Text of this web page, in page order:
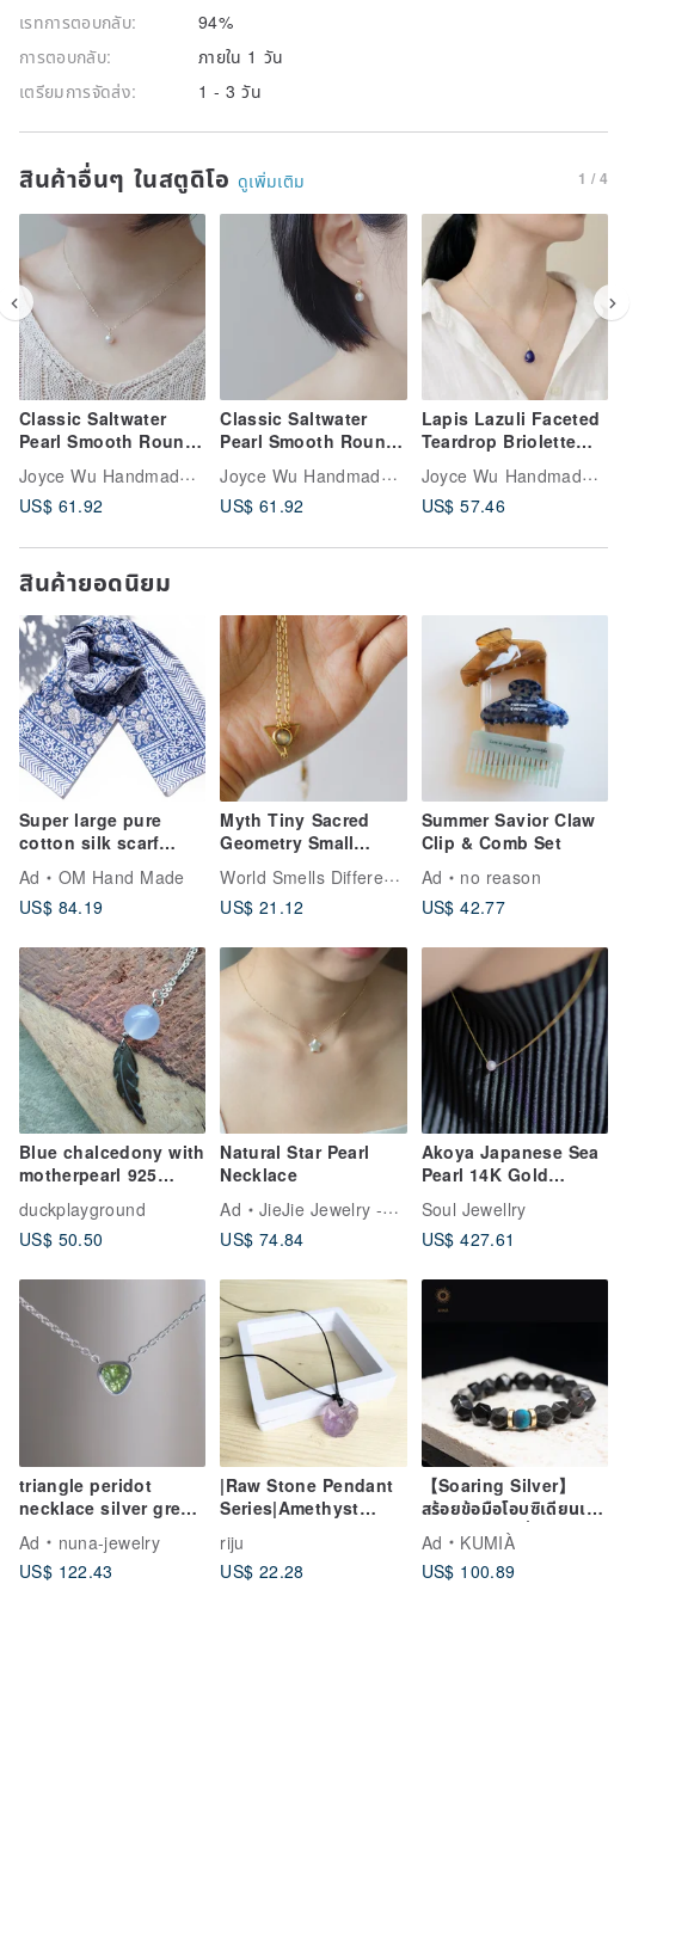
เรทการตอบกลับ:
94%
การตอบกลับ:
ภายใน 1 วัน
เตรียมการจัดส่ง:
1 - 3 วัน
สินค้าอื่นๆ ในสตูดิโอ ดูเพิ่มเติม 1 / 4
Classic Saltwater
Pearl Smooth Round
14Kgf Handmade
Dainty Necklace
Joyce Wu Handmade Jewelry
US$ 61.92
Classic Saltwater
Pearl Smooth Round
6 mm 14Kgf Drop
Earrings | Hook or
Clip-on
Joyce Wu Handmade Jewelry
US$ 61.92
Lapis Lazuli Faceted
Teardrop Briolette
Dainty 14Kgf
Necklace
Joyce Wu Handmade Jewelry
US$ 57.46
สินค้ายอดนิยม
Super large pure
cotton silk scarf
handmade woodcut
printing plant dyeing
scarf wood dyed
Nordic flower lotus
Ad
OM Hand Made
US$ 84.19
Myth Tiny Sacred
Geometry Small
Triangle Labradorite
Clavicle Chain
Natural Stone Crystal
World Smells Different AfterItRains
US$ 21.12
Summer Savior Claw
Clip & Comb Set
Ad
no reason
US$ 42.77
Blue chalcedony with
motherpearl 925
silver necklace
duckplayground
US$ 50.50
Natural Star Pearl
Necklace
Ad
JieJie Jewelry -handmade jewelry
US$ 74.84
Akoya Japanese Sea
Pearl 14K Gold
Clavicle Necklace /
Pearl Necklace
Soul Jewellry
US$ 427.61
triangle peridot
necklace silver green
Ad
nuna-jewelry
US$ 122.43
|Raw Stone Pendant
Series|Amethyst
Chain x Leather Cord
x Handmade)
riju
US$ 22.28
【Soaring Silver】
สร้อยข้อมือโอบซิเดียนเงิน
ขับไล่พลังงานชั่วร้าย
Ad
KUMIÀ
US$ 100.89